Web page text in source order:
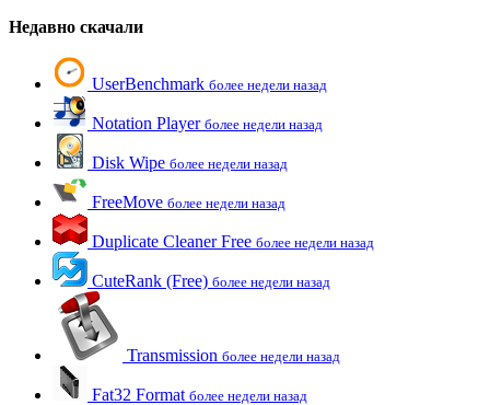
Недавно скачали
UserBenchmark более недели назад
Notation Player более недели назад
Disk Wipe более недели назад
FreeMove более недели назад
Duplicate Cleaner Free более недели назад
CuteRank (Free) более недели назад
Transmission более недели назад
Fat32 Format более недели назад